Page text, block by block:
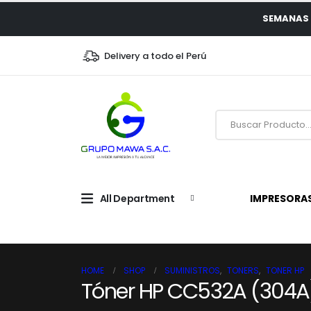
SEMANAS
Delivery a todo el Perú
All Department
HOME SHOP SUMINISTROS, TONERS, TONER HP
Tóner HP CC532A